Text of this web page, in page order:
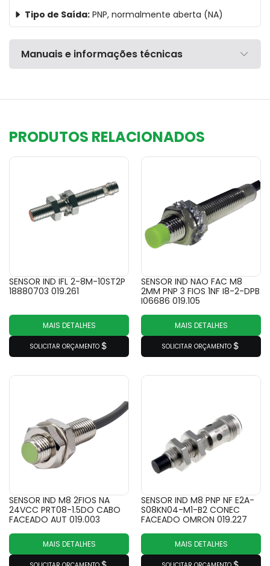
Tipo de Saída: PNP, normalmente aberta (NA)
Manuais e informações técnicas
PRODUTOS RELACIONADOS
SENSOR IND IFL 2-8M-10ST2P
18880703 019.261
MAIS DETALHES
SOLICITAR ORÇAMENTO
SENSOR IND NAO FAC M8
2MM PNP 3 FIOS 1NF I8-2-DPB
I06686 019.105
MAIS DETALHES
SOLICITAR ORÇAMENTO
SENSOR IND M8 2FIOS NA
24VCC PRT08-1.5DO CABO
FACEADO AUT 019.003
MAIS DETALHES
SENSOR IND M8 PNP NF E2A-
S08KN04-M1-B2 CONEC
FACEADO OMRON 019.227
MAIS DETALHES